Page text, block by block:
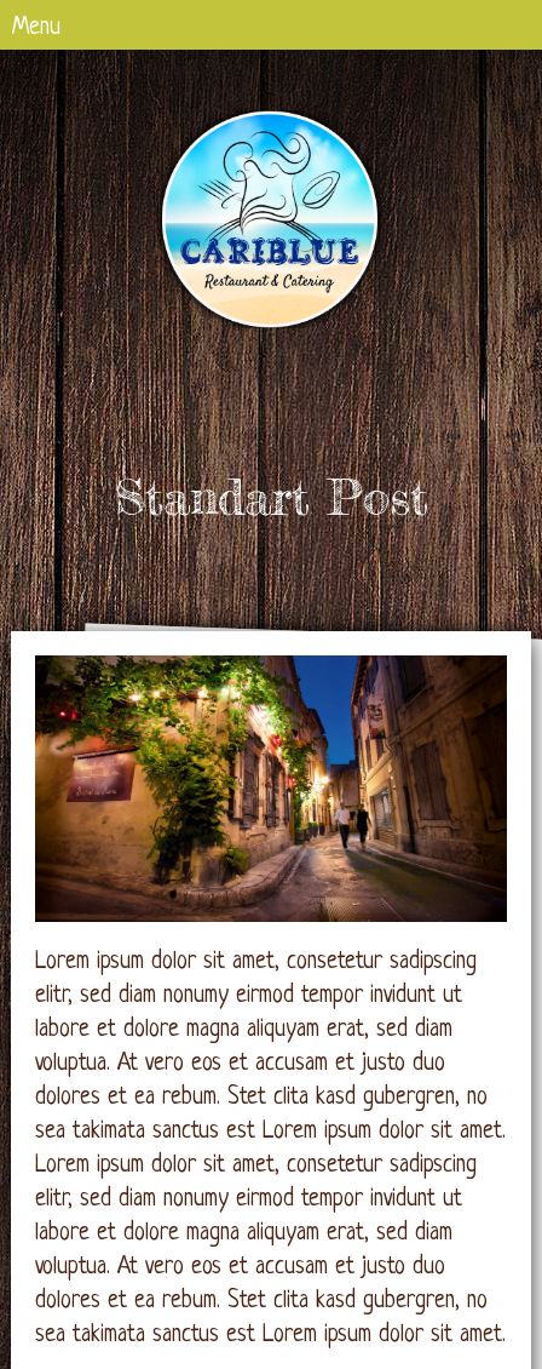
Standart Post
Lorem ipsum dolor sit amet, consetetur sadipscing
elitr, sed diam nonumy eirmod tempor invidunt ut
labore et dolore magna aliquyam erat, sed diam
voluptua. At vero eos et accusam et justo duo
dolores et ea rebum. Stet clita kasd gubergren, no
sea takimata sanctus est Lorem ipsum dolor sit amet.
Lorem ipsum dolor sit amet, consetetur sadipscing
elitr, sed diam nonumy eirmod tempor invidunt ut
labore et dolore magna aliquyam erat, sed diam
voluptua. At vero eos et accusam et justo duo
dolores et ea rebum. Stet clita kasd gubergren, no
sea takimata sanctus est Lorem ipsum dolor sit amet.